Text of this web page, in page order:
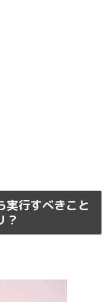
実行すべきこと
？